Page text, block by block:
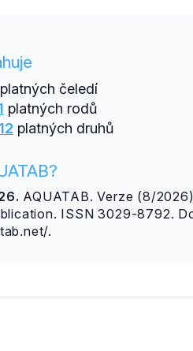
čeledí
platných rodů
platných druhů
AQUATAB. Verze (8/
ISSN 3029-8792.
.